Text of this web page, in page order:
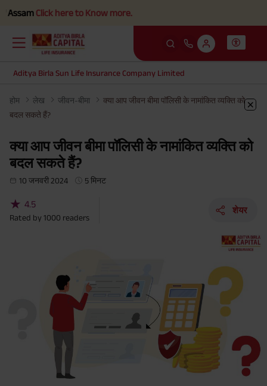
Click here to Know more.
Aditya Birla Sun Life Insurance Company Limited
होम लेख जीवन-बीमा
क्या आप जीवन बीमा पॉलिसी के नामांकित व्यक्ति को
बदल सकते हैं?
क्या आप जीवन बीमा पॉलिसी के नामांकित व्यक्ति को
बदल सकते हैं?
10 जनवरी 2024 5 मिनट
★ 4.5
Rated by 1000 readers
शेयर